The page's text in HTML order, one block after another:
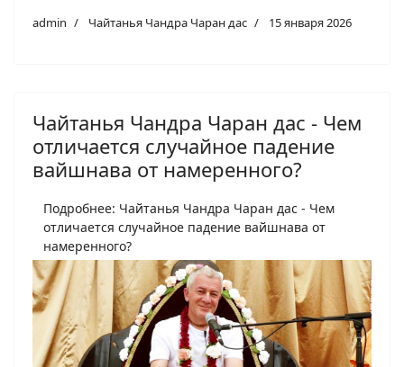
admin Чайтанья Чандра Чаран дас 15 января 2026
Чайтанья Чандра Чаран дас - Чем
отличается случайное падение
вайшнава от намеренного?
Подробнее: Чайтанья Чандра Чаран дас - Чем
отличается случайное падение вайшнава от
намеренного?